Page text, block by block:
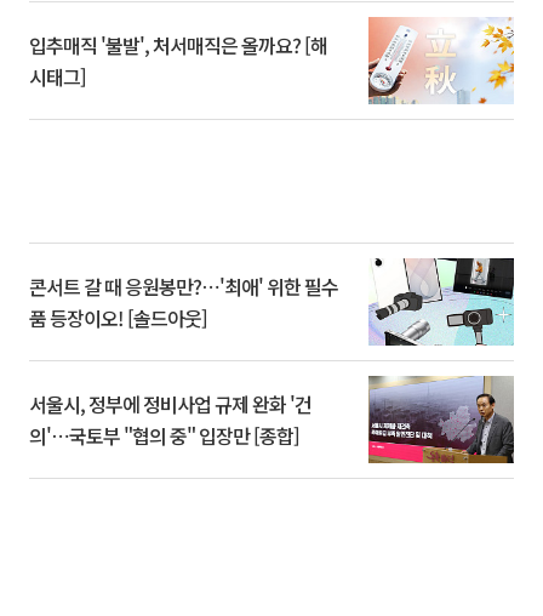
입추매직 '불발', 처서매직은 올까요? [해
시태그]
콘서트 갈 때 응원봉만?⋯'최애' 위한 필수
품 등장이오! [솔드아웃]
서울시, 정부에 정비사업 규제 완화 '건
의'⋯국토부 "협의 중" 입장만 [종합]